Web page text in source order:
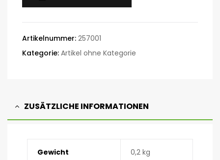
Artikelnummer: 257001
Kategorie: Artikel ohne Kategorie
ZUSÄTZLICHE INFORMATIONEN
Gewicht 0,2 kg